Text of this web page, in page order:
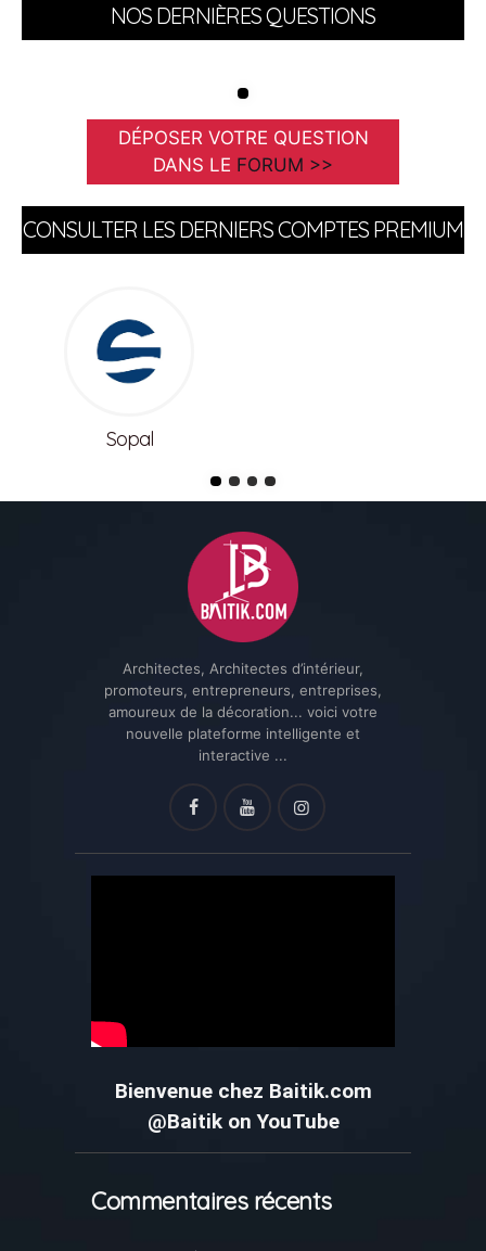
NOS DERNIÈRES QUESTIONS
DÉPOSER VOTRE QUESTION
DANS LE FORUM >>
CONSULTER LES DERNIERS COMPTES PREMIUM
Architectes, Architectes d’intérieur,
promoteurs, entrepreneurs, entreprises,
amoureux de la décoration... voici votre
nouvelle plateforme intelligente et
interactive ...
Bienvenue chez Baitik.com
@Baitik on YouTube
Commentaires récents